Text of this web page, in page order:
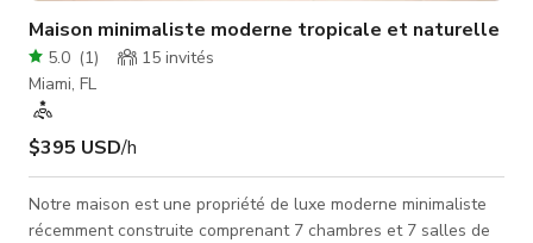
Maison minimaliste moderne tropicale et naturelle
5.0 (1) 15 invités
Miami, FL
$395 USD/h
Notre maison est une propriété de luxe moderne minimaliste
récemment construite comprenant 7 chambres et 7 salles de